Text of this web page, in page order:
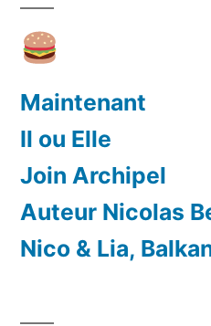
Maintenant
Il ou Elle
Join Archipel
Auteur Nicolas
Nico & Lia,